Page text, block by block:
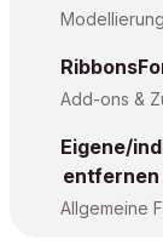
Modellierung
Add-ons &
Eigene/
Allgemeine